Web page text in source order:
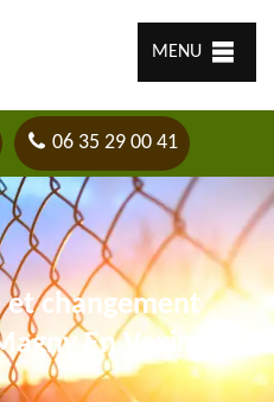
MENU
06 35 29 00 41
et changement
En Vexin